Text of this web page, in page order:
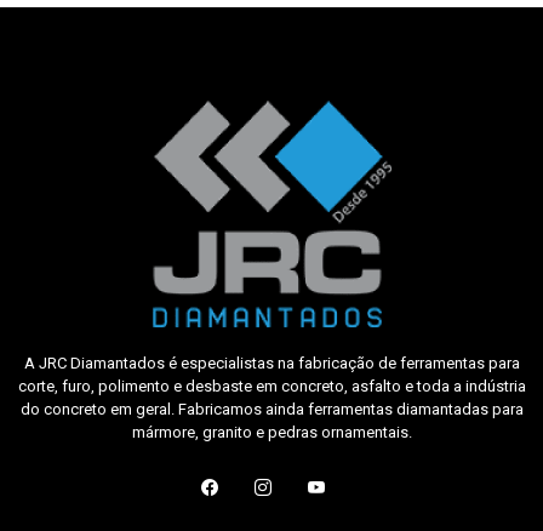
A JRC Diamantados é especialistas na fabricação de ferramentas para
corte, furo, polimento e desbaste em concreto, asfalto e toda a indústria
do concreto em geral. Fabricamos ainda ferramentas diamantadas para
mármore, granito e pedras ornamentais.